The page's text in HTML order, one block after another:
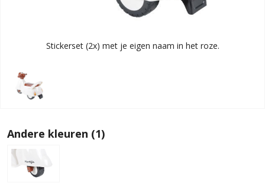
Stickerset (2x) met je eigen naam in het roze.
Andere kleuren (1)